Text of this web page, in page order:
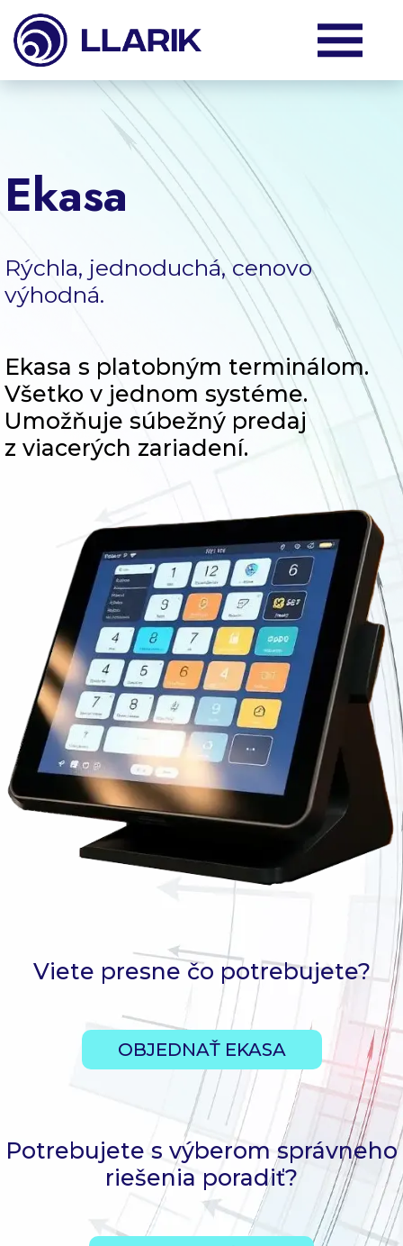
Produkty
O nás
Blog
Ekasa
Rýchla, jednoduchá, cenovo
výhodná.
Ekasa s platobným terminálom.
Všetko v jednom systéme.
Umožňuje súbežný predaj
z viacerých zariadení.
Viete presne čo potrebujete?
OBJEDNAŤ EKASA
Potrebujete s výberom správneho
riešenia poradiť?